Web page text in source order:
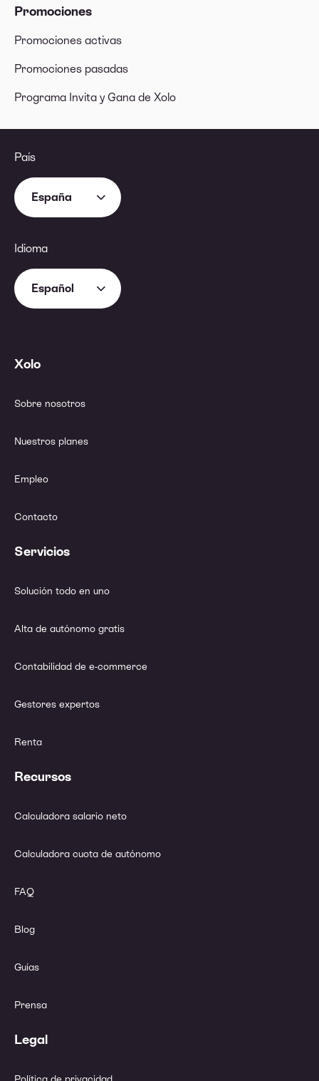
Promociones
Promociones activas
Promociones pasadas
Programa Invita y Gana de Xolo
País
España
Idioma
Español
Xolo
Sobre nosotros
Nuestros planes
Empleo
Contacto
Servicios
Solución todo en uno
Alta de autónomo gratis
Contabilidad de e-commerce
Gestores expertos
Renta
Recursos
Calculadora salario neto
Calculadora cuota de autónomo
FAQ
Blog
Guías
Prensa
Legal